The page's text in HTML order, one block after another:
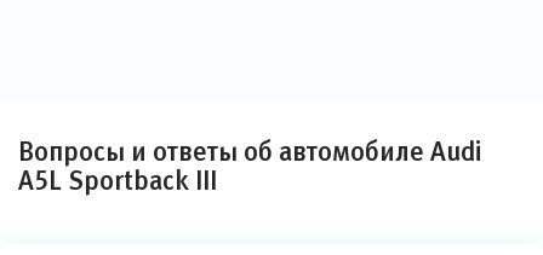
Вопросы и ответы об автомобиле Audi
A5L Sportback III